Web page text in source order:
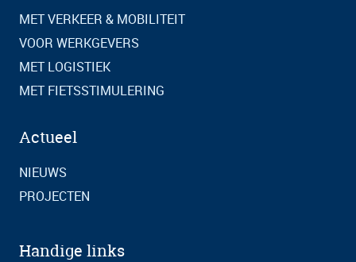
MET VERKEER & MOBILITEIT
VOOR WERKGEVERS
MET LOGISTIEK
MET FIETSSTIMULERING
Actueel
NIEUWS
PROJECTEN
Handige links